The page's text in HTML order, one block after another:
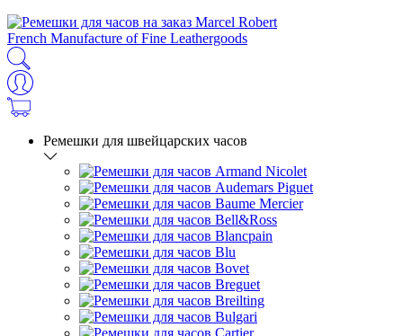
French Manufacture of Fine Leathergoods
Ремешки для швейцарских часов